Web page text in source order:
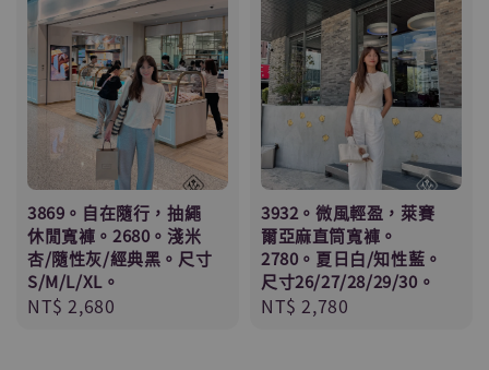
3869。自在隨行，抽繩
休閒寬褲。2680。淺米
杏/隨性灰/經典黑。尺寸
S/M/L/XL。
Regular
NT$ 2,680
3932。微風輕盈，萊賽
爾亞麻直筒寬褲。
2780。夏日白/知性藍。
尺寸26/27/28/29/30。
Regular
NT$ 2,780